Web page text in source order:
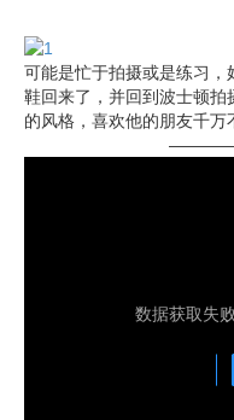
可能是忙于拍摄或是练习
鞋回来了，并回到波士顿拍
的风格，喜欢他的朋友千万